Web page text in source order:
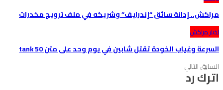
مراكش.. إدانة سائق “إندرايف” وشريكه في ملف ترويج مخدرات
اخبار مراكش
السرعة وغياب الخودة تقتل شابين في يوم وحد على متن tank 50
السابق التالي
اترك رد